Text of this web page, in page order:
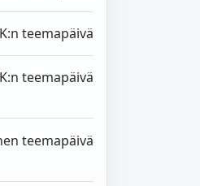
teemapäivä
teemapäivä
teemapäivä